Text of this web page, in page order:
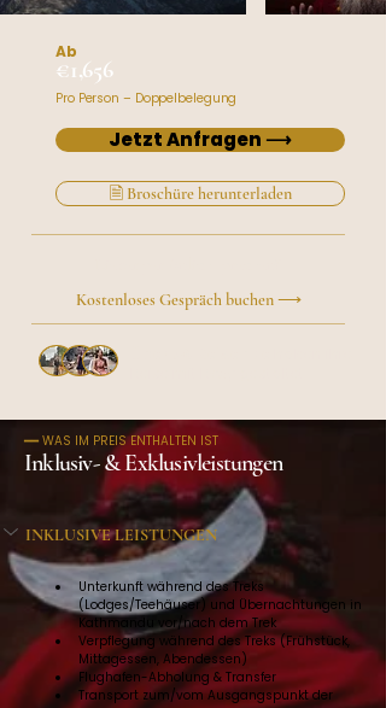
€1,656
Ab
Pro Person – Doppelbelegung
Jetzt Anfragen ⟶
🗎 Broschüre herunterladen
Kostenloses Gespräch buchen ⟶
━━ WAS IM PREIS ENTHALTEN IST
Inklusiv- & Exklusivleistungen
INKLUSIVE LEISTUNGEN
Unterkunft während des Treks
(Lodges/Teehäuser) und Übernachtungen in
Kathmandu vor/nach dem Trek
Verpflegung während des Treks (Frühstück,
Mittagessen, Abendessen)
Flughafen-Abholung & Transfer
Transport zum/vom Ausgangspunkt der